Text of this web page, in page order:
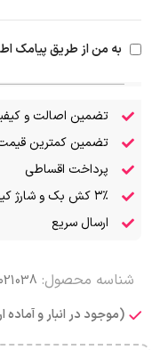
به من از طریق پیامک
تضمین اصالت و
تضمین کمترین
پرداخت اقساطی
۳٪ کش بک و شارژ کیف پول
ارسال سریع
شناسه محصول:
(موجود در انبار و آماده